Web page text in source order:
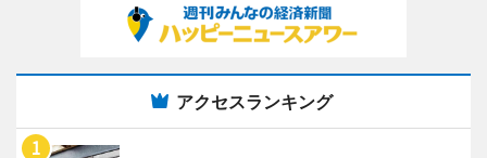
アクセスランキング